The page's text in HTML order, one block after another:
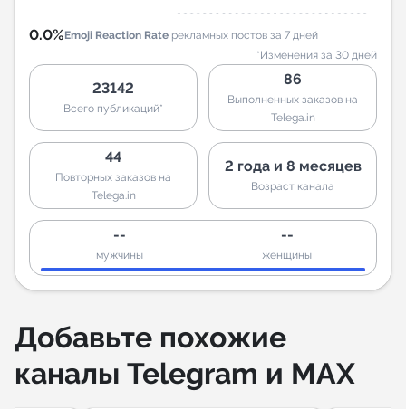
0.0%Emoji Reaction Rate рекламных постов за 7 дней
*Изменения за 30 дней
23142
Всего публикаций*
86
Выполненных заказов на
Telega.in
44
Повторных заказов на
Telega.in
2 года и 8 месяцев
Возраст канала
--
мужчины
--
женщины
Добавьте похожие
каналы Telegram и MAX